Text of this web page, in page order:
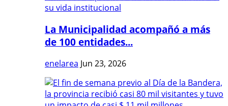
La Municipalidad acompañó a más
de 100 entidades...
enelarea Jun 23, 2026